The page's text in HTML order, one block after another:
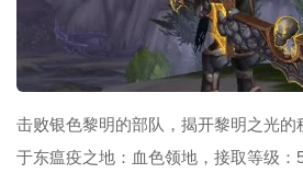
击败银色黎明的部队，揭开黎明之光的
于东瘟疫之地：血色领地，接取等级：